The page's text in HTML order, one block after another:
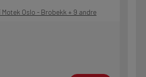
Motek Oslo - Brobekk + 9 andre